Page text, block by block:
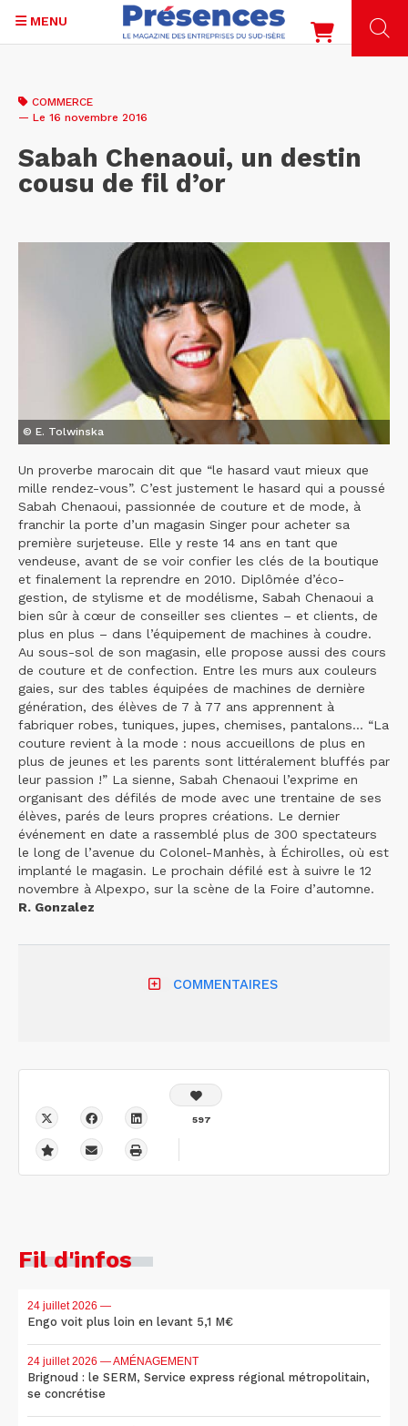
contenu
MENU
COMMERCE
— Le 16 novembre 2016
Sabah Chenaoui, un destin
cousu de fil d’or
© E. Tolwinska
Un proverbe marocain dit que “le hasard vaut mieux que
mille rendez-vous”. C’est justement le hasard qui a poussé
Sabah Chenaoui, passionnée de couture et de mode, à
franchir la porte d’un magasin Singer pour acheter sa
première surjeteuse. Elle y reste 14 ans en tant que
vendeuse, avant de se voir confier les clés de la boutique
et finalement la reprendre en 2010. Diplômée d’éco-
gestion, de stylisme et de modélisme, Sabah Chenaoui a
bien sûr à cœur de conseiller ses clientes – et clients, de
plus en plus – dans l’équipement de machines à coudre.
Au sous-sol de son magasin, elle propose aussi des cours
de couture et de confection. Entre les murs aux couleurs
gaies, sur des tables équipées de machines de dernière
génération, des élèves de 7 à 77 ans apprennent à
fabriquer robes, tuniques, jupes, chemises, pantalons... “La
couture revient à la mode : nous accueillons de plus en
plus de jeunes et les parents sont littéralement bluffés par
leur passion !” La sienne, Sabah Chenaoui l’exprime en
organisant des défilés de mode avec une trentaine de ses
élèves, parés de leurs propres créations. Le dernier
événement en date a rassemblé plus de 300 spectateurs
le long de l’avenue du Colonel-Manhès, à Échirolles, où est
implanté le magasin. Le prochain défilé est à suivre le 12
novembre à Alpexpo, sur la scène de la Foire d’automne.
R. Gonzalez
COMMENTAIRES
597
Fil d'infos
24 juillet 2026 —
Engo voit plus loin en levant 5,1 M€
24 juillet 2026 — AMÉNAGEMENT
Brignoud : le SERM, Service express régional métropolitain,
se concrétise